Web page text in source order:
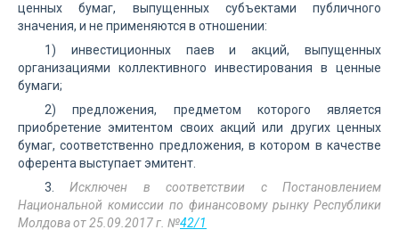
ценных бумаг, выпущенных субъектами публичного
значения, и не применяются в отношении:
1) инвестиционных паев и акций, выпущенных
организациями коллективного инвестирования в ценные
бумаги;
2) предложения, предметом которого является
приобретение эмитентом своих акций или других ценных
бумаг, соответственно предложения, в котором в качестве
оферента выступает эмитент.
3.Исключен в соответствии с Постановлением
Национальной комиссии по финансовому рынку Республики
Молдова от 25.09.2017 г. №42/1